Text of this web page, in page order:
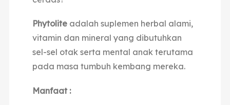
Phytoliteadalah suplemen herbal alami,
vitamin dan mineral yang dibutuhkan
sel-sel otak serta mental anak terutama
pada masa tumbuh kembang mereka.
Manfaat :